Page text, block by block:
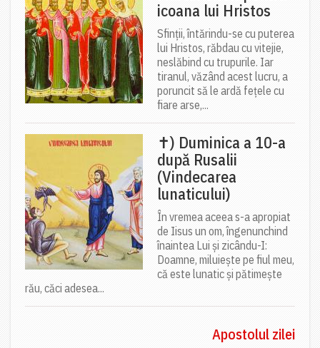
icoana lui Hristos
Sfinții, întărindu-se cu puterea
lui Hristos, răbdau cu vitejie,
neslăbind cu trupurile. Iar
tiranul, văzând acest lucru, a
poruncit să le ardă fețele cu
fiare arse,...
✝) Duminica a 10-a
după Rusalii
(Vindecarea
lunaticului)
În vremea aceea s-a apropiat
de Iisus un om, îngenunchind
înaintea Lui și zicându-I:
Doamne, miluiește pe fiul meu,
că este lunatic și pătimește
rău, căci adesea...
Apostolul zilei